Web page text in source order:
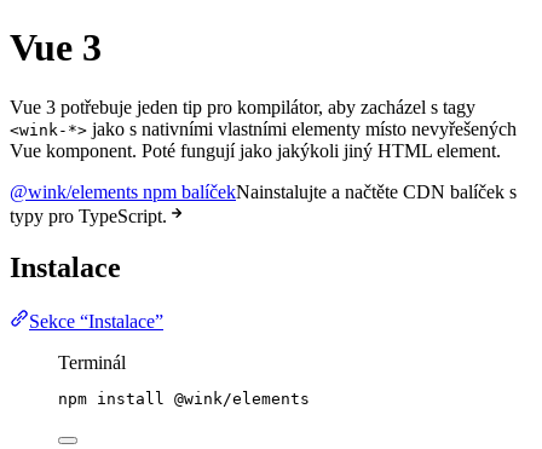
Vue 3
Vue 3 potřebuje jeden tip pro kompilátor, aby zacházel s tagy
<wink-*> jako s nativními vlastními elementy místo nevyřešených
Vue komponent. Poté fungují jako jakýkoli jiný HTML element.
@wink/elements npm balíčekNainstalujte a načtěte CDN balíček s
typy pro TypeScript.
Instalace
Sekce “Instalace”
Terminál
npm install @wink/elements